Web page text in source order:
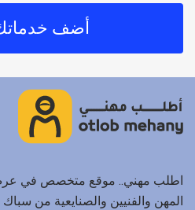
أضف
اطلب مهني.. موقع متخصص في
المهن والفنيين والصنايعية من